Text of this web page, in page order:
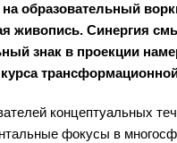
образовательный
живопись. Синергия
знак в проекции
концептуальных
фокусы в